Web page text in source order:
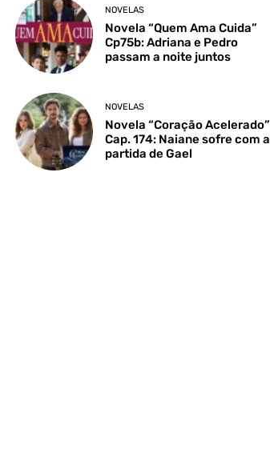
NOVELAS
Novela “Quem Ama Cuida”
Cp75b: Adriana e Pedro
passam a noite juntos
NOVELAS
Novela “Coração Acelerado”
Cap. 174: Naiane sofre com a
partida de Gael